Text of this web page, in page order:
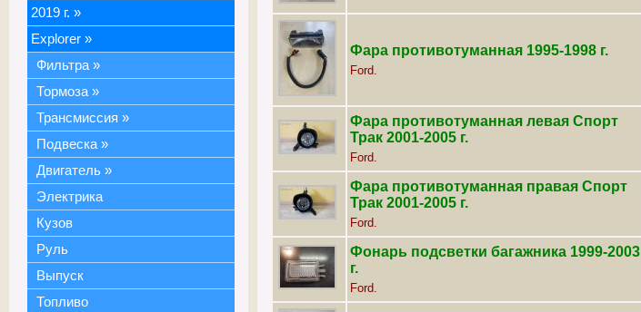
2019 г. »
Explorer »
Фильтра »
Тормоза »
Трансмиссия »
Подвеска »
Двигатель »
Электрика
Кузов
Руль
Выпуск
Топливо
Фара противотуманная 1995-1998 г.
Ford.
Фара противотуманная левая Спорт
Трак 2001-2005 г.
Ford.
Фара противотуманная правая Спорт
Трак 2001-2005 г.
Ford.
Фонарь подсветки багажника 1999-2003
г.
Ford.